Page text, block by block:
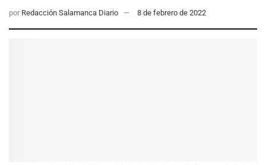
por Redacción Salamanca Diario 8 de febrero de 2022